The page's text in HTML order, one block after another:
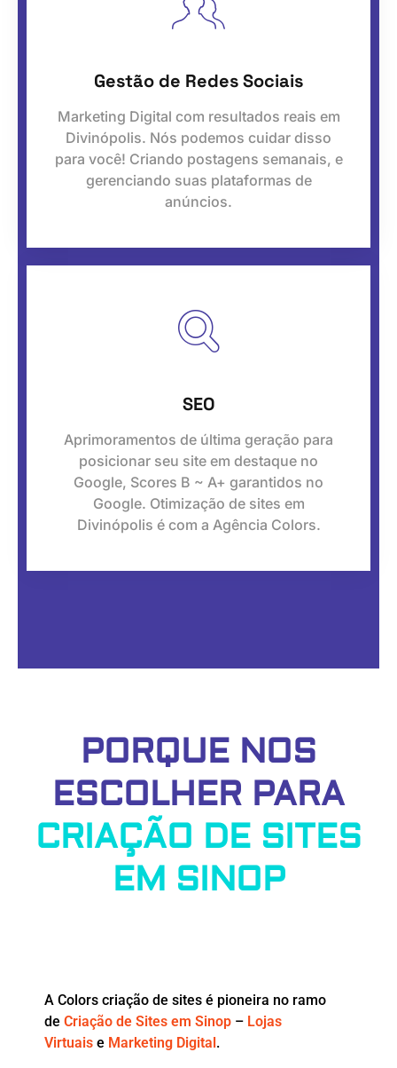
Gestão de Redes Sociais
Marketing Digital com resultados reais em
Divinópolis. Nós podemos cuidar disso
para você! Criando postagens semanais, e
gerenciando suas plataformas de
anúncios.
SEO
Aprimoramentos de última geração para
posicionar seu site em destaque no
Google, Scores B ~ A+ garantidos no
Google. Otimização de sites em
Divinópolis é com a Agência Colors.
PORQUE NOS
ESCOLHER PARA
CRIAÇÃO DE SITES
EM SINOP
A Colors criação de sites é pioneira no ramo
de Criação de Sites em Sinop – Lojas
Virtuais e Marketing Digital.